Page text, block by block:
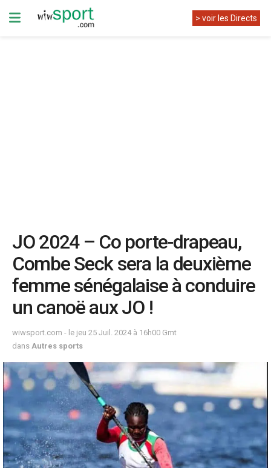
> voir les Directs
JO 2024 – Co porte-drapeau,
Combe Seck sera la deuxième
femme sénégalaise à conduire
un canoë aux JO !
wiwsport.com - le jeu 25 Juil. 2024 à 16h00 Gmt
dans Autres sports